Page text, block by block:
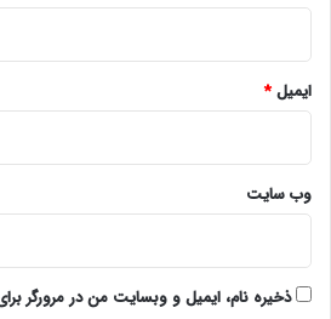
ایمیل*
وب‌ سایت
ذخیره نام، ایمیل و وبسایت من در مرورگر